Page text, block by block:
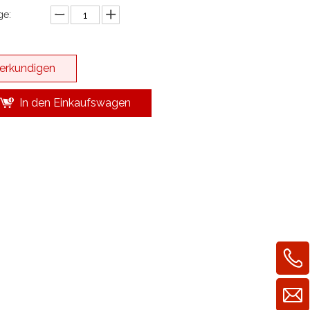
erkundigen
In den Einkaufswagen